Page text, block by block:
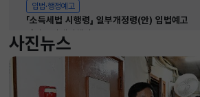
입법·행정예고
「소득세법 시행령」 일부개정령(안) 입법예고
재산소비세정책관
2026-08-07 ~ 2026-09-10
사진뉴스